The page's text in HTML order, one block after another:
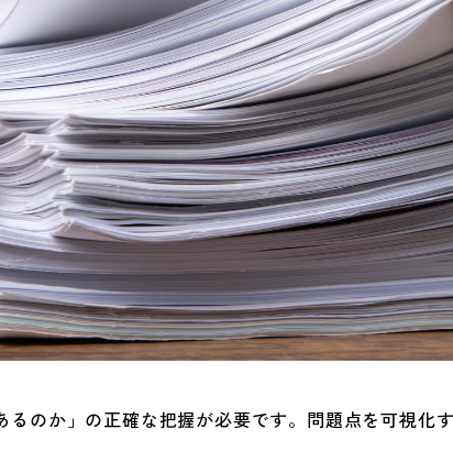
のか」の正確な把握が必要です。問題点を可視化